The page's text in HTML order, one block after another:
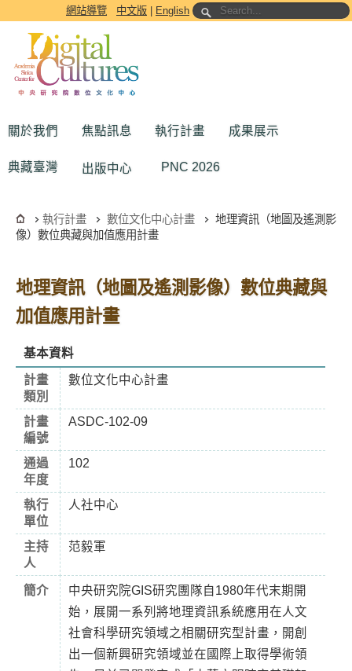
跳到主要內容區塊網站導覽 中文版 English
關於我們 焦點訊息 執行計畫 成果展示
典藏臺灣 出版中心 PNC 2026
執行計畫 數位文化中心計畫
地理資訊（地圖及遙測影
像）數位典藏與加值應用計畫
地理資訊（地圖及遙測影像）數位典藏與
加值應用計畫
基本資料
計畫
類別
數位文化中心計畫
計畫
編號
ASDC-102-09
通過
年度
102
執行
單位
人社中心
主持
人
范毅軍
簡介
中央研究院GIS研究團隊自1980年代末期開
始，展開一系列將地理資訊系統應用在人文
社會科學研究領域之相關研究型計畫，開創
出一個新興研究領域並在國際上取得學術領